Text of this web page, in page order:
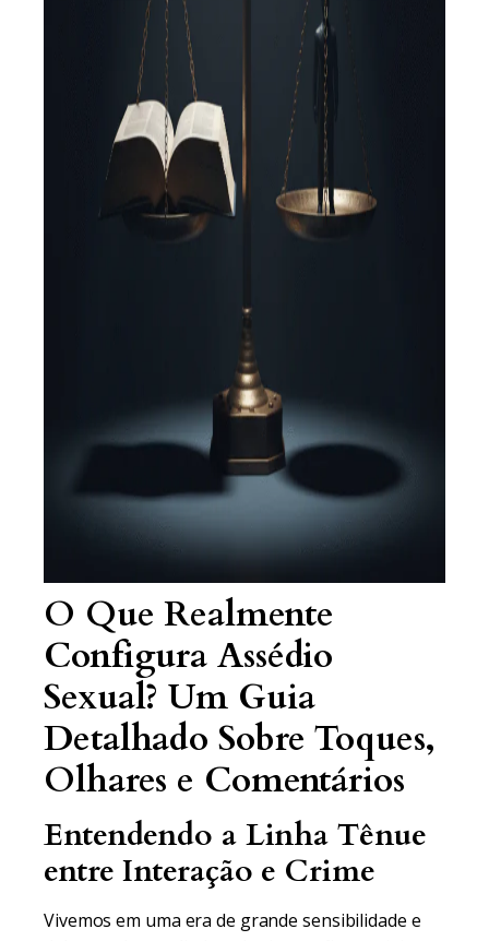
O Que Realmente
Configura Assédio
Sexual? Um Guia
Detalhado Sobre Toques,
Olhares e Comentários
Entendendo a Linha Tênue
entre Interação e Crime
Vivemos em uma era de grande sensibilidade e